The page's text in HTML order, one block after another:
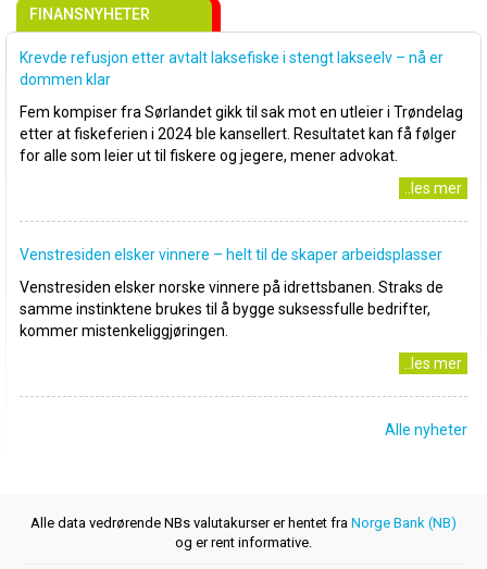
FINANSNYHETER
Krevde refusjon etter avtalt laksefiske i stengt lakseelv – nå er
dommen klar
Fem kompiser fra Sørlandet gikk til sak mot en utleier i Trøndelag
etter at fiskeferien i 2024 ble kansellert. Resultatet kan få følger
for alle som leier ut til fiskere og jegere, mener advokat.
..les mer
Venstresiden elsker vinnere – helt til de skaper arbeidsplasser
Venstresiden elsker norske vinnere på idrettsbanen. Straks de
samme instinktene brukes til å bygge suksessfulle bedrifter,
kommer mistenkeliggjøringen.
..les mer
Alle nyheter
Alle data vedrørende NBs valutakurser er hentet fra Norge Bank (NB)
og er rent informative.